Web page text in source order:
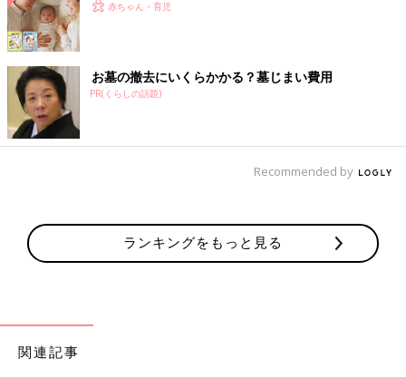
赤ちゃん・育児
お墓の撤去にいくらかかる？墓じまい費用
PR(くらしの話題)
Recommended by
ランキングをもっと見る
関連記事